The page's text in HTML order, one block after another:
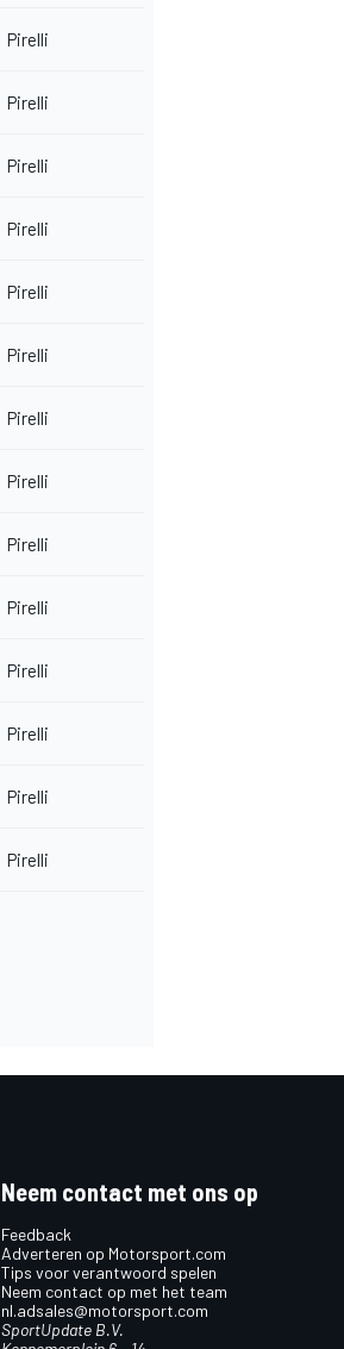
Pirelli
Pirelli
Pirelli
Pirelli
Pirelli
Pirelli
Pirelli
Pirelli
Pirelli
Pirelli
Pirelli
Pirelli
Pirelli
Pirelli
Neem contact met ons op
Feedback
Adverteren op Motorsport.com
Tips voor verantwoord spelen
Neem contact op met het team
nl.adsales@motorsport.com
SportUpdate B.V.